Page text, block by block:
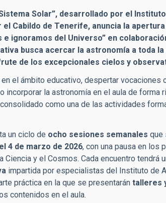
Solar”, desarrollado por el
Cabildo de Tenerife, anuncia la
ignoramos del Universo” en
busca acercar la astronomía a toda
de los excepcionales cielos y
el ámbito educativo, despertar vocaciones
la astronomía en el aula de forma
como una de las actividades
un ciclo de ocho sesiones semanales que
4 de marzo de 2026, con una pausa en los
y el Cosmos. Cada encuentro tendrá
impartida por especialistas del Instituto de
práctica en la que se presentarán talleres
contenidos en el aula.